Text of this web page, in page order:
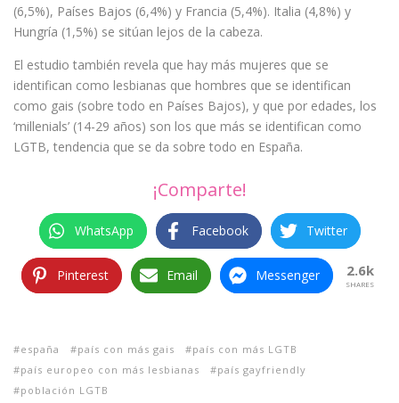
(6,5%), Países Bajos (6,4%) y Francia (5,4%). Italia (4,8%) y
Hungría (1,5%) se sitúan lejos de la cabeza.
El estudio también revela que hay más mujeres que se
identifican como lesbianas que hombres que se identifican
como gais (sobre todo en Países Bajos), y que por edades, los
‘millenials’ (14-29 años) son los que más se identifican como
LGTB, tendencia que se da sobre todo en España.
¡Comparte!
WhatsApp Facebook Twitter
Pinterest Email Messenger 2.6k
SHARES
españa país con más gais
país con más LGTB
país europeo con más lesbianas
país gayfriendly
población LGTB